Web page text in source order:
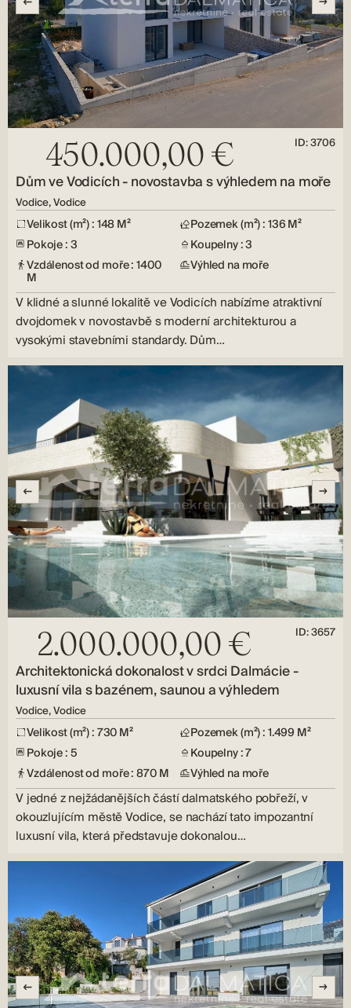
450.000,00 € ID: 3706
Dům ve Vodicích - novostavba s výhledem na moře
Vodice, Vodice
Velikost (m²) : 148 M²
Pozemek (m²) : 136 M²
Pokoje : 3
Koupelny : 3
Vzdálenost od moře : 1400
M
Výhled na moře
V klidné a slunné lokalitě ve Vodicích nabízíme atraktivní
dvojdomek v novostavbě s moderní architekturou a
vysokými stavebními standardy. Dům…
2.000.000,00 € ID: 3657
Architektonická dokonalost v srdci Dalmácie -
luxusní vila s bazénem, ​​saunou a výhledem
Vodice, Vodice
Velikost (m²) : 730 M²
Pozemek (m²) : 1.499 M²
Pokoje : 5
Koupelny : 7
Vzdálenost od moře : 870 M
Výhled na moře
V jedné z nejžádanějších částí dalmatského pobřeží, v
okouzlujícím městě Vodice, se nachází tato impozantní
luxusní vila, která představuje dokonalou…